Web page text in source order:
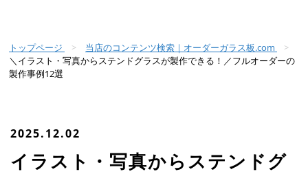
トップページ
当店のコンテンツ検索｜オーダーガラス板.com
＼イラスト・写真からステンドグラスが製作できる！／フルオーダーの
製作事例12選
2025.12.02
イラスト・写真からステンドグ